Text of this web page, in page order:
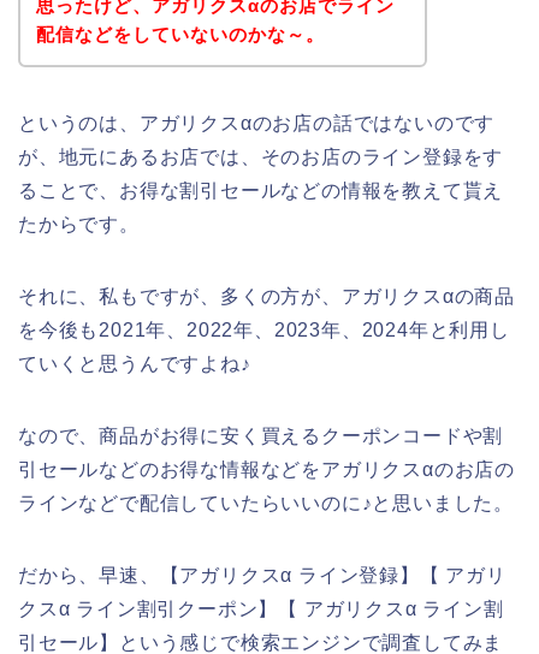
思ったけど、アガリクスαのお店でライン
配信などをしていないのかな～。
というのは、アガリクスαのお店の話ではないのです
が、地元にあるお店では、そのお店のライン登録をす
ることで、お得な割引セールなどの情報を教えて貰え
たからです。
それに、私もですが、多くの方が、アガリクスαの商品
を今後も2021年、2022年、2023年、2024年と利用し
ていくと思うんですよね♪
なので、商品がお得に安く買えるクーポンコードや割
引セールなどのお得な情報などをアガリクスαのお店の
ラインなどで配信していたらいいのに♪と思いました。
だから、早速、【アガリクスα ライン登録】【 アガリ
クスα ライン割引クーポン】【 アガリクスα ライン割
引セール】という感じで検索エンジンで調査してみま